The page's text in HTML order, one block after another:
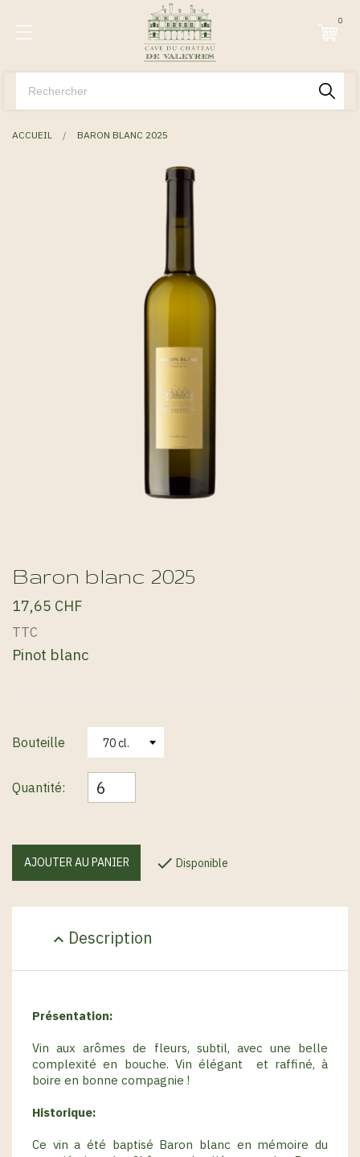
0
ACCUEIL BARON BLANC 2025
Baron blanc 2025
17,65 CHF
TTC
Pinot blanc
Bouteille
Quantité:
AJOUTER AU PANIER  Disponible
expand_less Description
Présentation:
Vin aux arômes de fleurs, subtil, avec une belle
complexité en bouche. Vin élégant et raffiné, à
boire en bonne compagnie !
Historique:
Ce vin a été baptisé Baron blanc en mémoire du